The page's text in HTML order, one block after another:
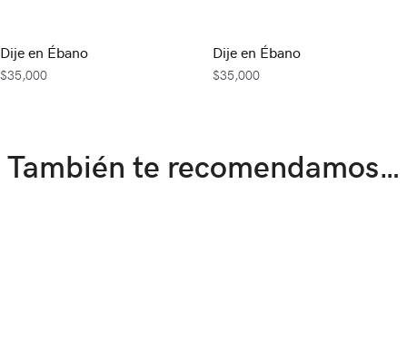
Dije en Ébano
$35,000
Dije en Ébano
$35,000
También te recomendamos…